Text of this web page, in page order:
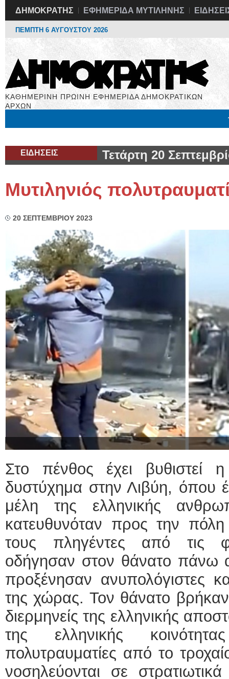
ΔΗΜΟΚΡΑΤΗΣ ΕΦΗΜΕΡΙΔΑ ΜΥΤΙΛΗΝΗΣ
ΠΕΜΠΤΗ 6 ΑΥΓΟΥΣΤΟΥ 2026
ΚΑΘΗΜΕΡΙΝΗ ΠΡΩΙΝΗ ΕΦΗΜΕΡΙΔΑ ΔΗΜΟΚΡΑΤΙΚΩΝ
ΑΡΧΩΝ
ΕΙΔΗΣΕΙΣ Τετάρτη 20
Μυτιληνιός
20 ΣΕΠΤΕΜΒΡΙΟΥ 2023
Στο πένθος έχει βυθιστεί
δυστύχημα στην Λιβύη, όπου
μέλη της ελληνικής
κατευθυνόταν προς την
τους πληγέντες από τις
οδήγησαν στον θάνατο πάνω
προξένησαν ανυπολόγιστες
της χώρας. Τον θάνατο βρήκαν
διερμηνείς της ελληνικής
της ελληνικής
πολυτραυματίες από το
νοσηλεύονται σε